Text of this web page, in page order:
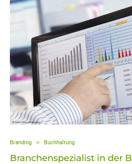
Branding Buchhaltung
Branchenspezialist in der